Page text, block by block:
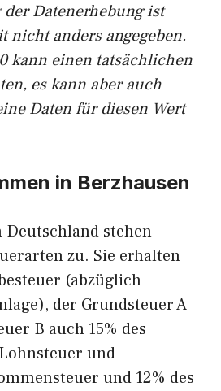
Datenerhebung ist
nicht anders angegeben.
kann einen tatsächlichen
es kann aber auch
Daten für diesen Wert
in Berzhausen
Deutschland stehen
zu. Sie erhalten
(abzüglich
der Grundsteuer A
B auch 15% des
und
und 12% des